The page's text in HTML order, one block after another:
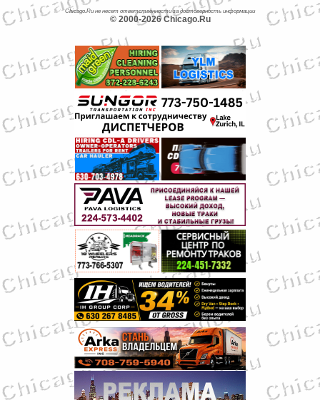
Chicago.Ru не несет ответственности за достоверность информации
© 2000-2026 Chicago.Ru